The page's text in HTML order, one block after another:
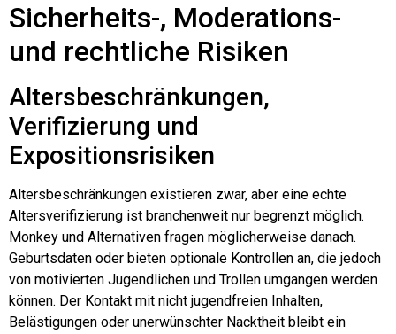
Sicherheits-, Moderations-
und rechtliche Risiken
Altersbeschränkungen,
Verifizierung und
Expositionsrisiken
Altersbeschränkungen existieren zwar, aber eine echte
Altersverifizierung ist branchenweit nur begrenzt möglich.
Monkey und Alternativen fragen möglicherweise danach.
Geburtsdaten oder bieten optionale Kontrollen an, die jedoch
von motivierten Jugendlichen und Trollen umgangen werden
können. Der Kontakt mit nicht jugendfreien Inhalten,
Belästigungen oder unerwünschter Nacktheit bleibt ein